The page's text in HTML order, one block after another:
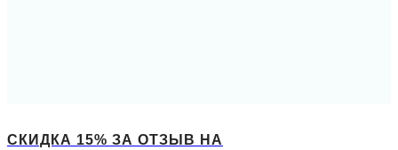
СКИДКА 15% ЗА ОТЗЫВ НА